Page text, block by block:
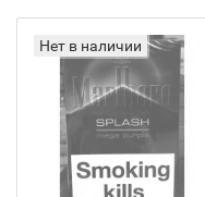
Нет в наличии